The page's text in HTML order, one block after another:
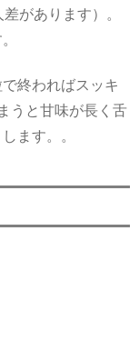
があります）。
終わればスッキ
うと甘味が長く舌
ます。。